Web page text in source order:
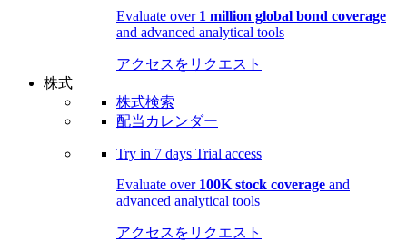
Evaluate over 1 million global bond coverage
and advanced analytical tools
アクセスをリクエスト
株式
株式検索
配当カレンダー
Try in 7 days Trial access
Evaluate over 100K stock coverage and
advanced analytical tools
アクセスをリクエスト